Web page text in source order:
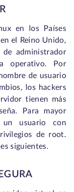
en los Países
el Reino Unido,
de administrador
operativo. Por
de usuario
los hackers
tienen más
Para mayor
un usuario con
de root.
siguientes.